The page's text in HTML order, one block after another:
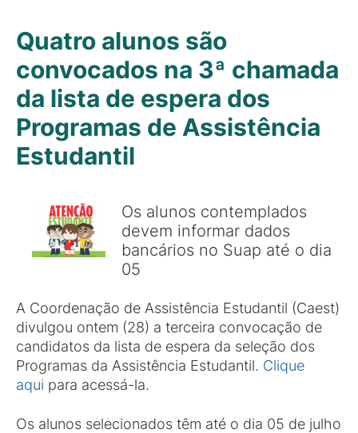
Quatro alunos são
convocados na 3ª chamada
da lista de espera dos
Programas de Assistência
Estudantil
Os alunos contemplados
devem informar dados
bancários no Suap até o dia
05
A Coordenação de Assistência Estudantil (Caest)
divulgou ontem (28) a terceira convocação de
candidatos da lista de espera da seleção dos
Programas da Assistência Estudantil. Clique
aqui para acessá-la.
Os alunos selecionados têm até o dia 05 de julho